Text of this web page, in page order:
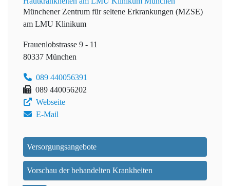
Münchener Zentrum für seltene Erkrankungen (MZSE)
am LMU Klinikum
Frauenlobstrasse 9 - 11
80337 München
089 440056391
089 440056202
Webseite
E-Mail
Versorgungsangebote
Vorschau der behandelten Krankheiten